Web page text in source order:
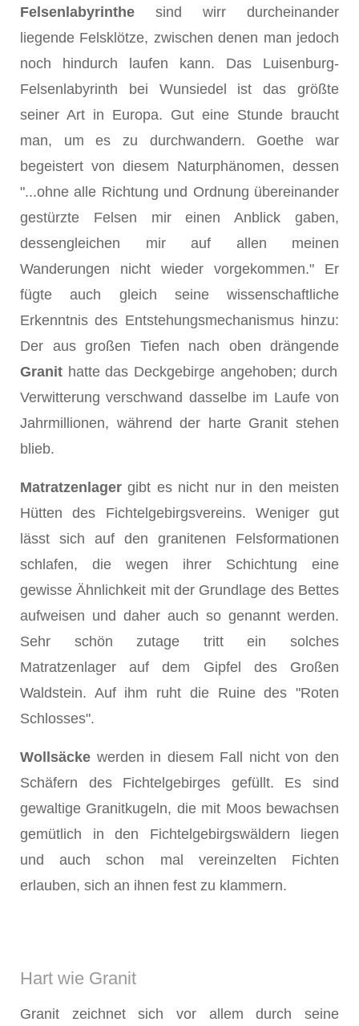
Felsenlabyrinthe sind wirr durcheinander
liegende Felsklötze, zwischen denen man jedoch
noch hindurch laufen kann. Das Luisenburg-
Felsenlabyrinth bei Wunsiedel ist das größte
seiner Art in Europa. Gut eine Stunde braucht
man, um es zu durchwandern. Goethe war
begeistert von diesem Naturphänomen, dessen
"...ohne alle Richtung und Ordnung übereinander
gestürzte Felsen mir einen Anblick gaben,
dessengleichen mir auf allen meinen
Wanderungen nicht wieder vorgekommen." Er
fügte auch gleich seine wissenschaftliche
Erkenntnis des Entstehungsmechanismus hinzu:
Der aus großen Tiefen nach oben drängende
Granit hatte das Deckgebirge angehoben; durch
Verwitterung verschwand dasselbe im Laufe von
Jahrmillionen, während der harte Granit stehen
blieb.
Matratzenlager gibt es nicht nur in den meisten
Hütten des Fichtelgebirgsvereins. Weniger gut
lässt sich auf den granitenen Felsformationen
schlafen, die wegen ihrer Schichtung eine
gewisse Ähnlichkeit mit der Grundlage des Bettes
aufweisen und daher auch so genannt werden.
Sehr schön zutage tritt ein solches
Matratzenlager auf dem Gipfel des Großen
Waldstein. Auf ihm ruht die Ruine des "Roten
Schlosses".
Wollsäcke werden in diesem Fall nicht von den
Schäfern des Fichtelgebirges gefüllt. Es sind
gewaltige Granitkugeln, die mit Moos bewachsen
gemütlich in den Fichtelgebirgswäldern liegen
und auch schon mal vereinzelten Fichten
erlauben, sich an ihnen fest zu klammern.
Hart wie Granit
Granit zeichnet sich vor allem durch seine